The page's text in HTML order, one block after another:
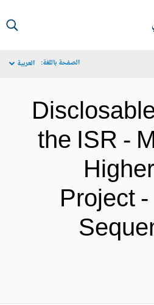
الصفحة باللغة: العربية
the ISR -